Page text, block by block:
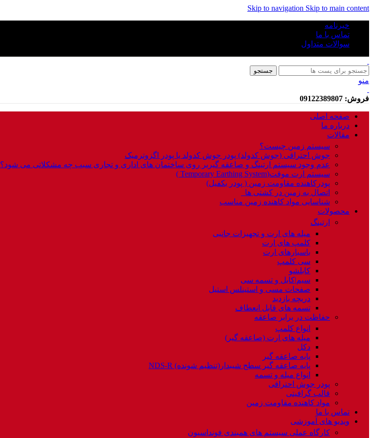
Skip to navigation Skip to main content
خبرنامه
تماس با ما
سوالات متداول
جستجو
منو
فروش: 09122389807
صفحه اصلی
درباره ما
مقالات
سیستم زمین چیست؟
جوش احتراقی (جوش کدولد) پودر جوش کدولد یا پودر اگزوترمیک
عدم وجود سیستم ارتینگ و صاعقه گیربر روی ساختمان های اداری و تجاری سبب چه مشکلاتی می شود؟
سیستم ارت موقت(Temporary Earthing System )
پودرکاهنده مقاومت زمین ( پودر بکفیل)
اتصال به زمین در کشتی ها
شناسایی مواد کاهنده زمین مناسب
محصولات
ارتینگ
میله های ارت و تجهیزات جانبی
کلمپ های ارت
باسبارهای ارت
سی کلمپ
کابلشو
سیم|کابل و تسمه سی
صفحات مسی و استینلس استیل
دریچه بازدید
تسمه های قابل انعطاف
حفاظت در برابر صاعقه
انواع کلمپ
میله های ارت (صاعقه گیر)
دکل
پایه صاعقه گیر
پایه صاعقه گیر سطح شیبدار(تنظیم شونده) NDS-R
انواع میله و تسمه
پودر جوش احتراقی
قالب گرافیتی
مواد کاهنده مقاومت زمین
تماس با ما
ویدیو های آموزشی
کارگاه عملی سیستم های همبندی فونداسیون